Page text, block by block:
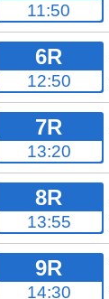
11:50
6R
12:50
7R
13:20
8R
13:55
9R
14:30